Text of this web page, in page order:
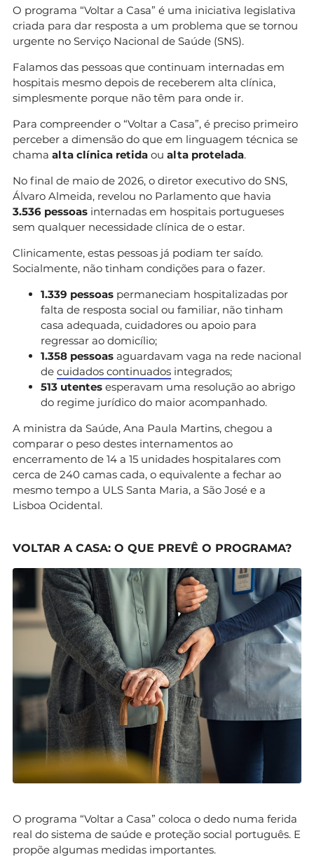
O programa “Voltar a Casa” é uma iniciativa legislativa
criada para dar resposta a um problema que se tornou
urgente no Serviço Nacional de Saúde (SNS).
Falamos das pessoas que continuam internadas em
hospitais mesmo depois de receberem alta clínica,
simplesmente porque não têm para onde ir.
Para compreender o “Voltar a Casa”, é preciso primeiro
perceber a dimensão do que em linguagem técnica se
chama alta clínica retida ou alta protelada.
No final de maio de 2026, o diretor executivo do SNS,
Álvaro Almeida, revelou no Parlamento que havia
3.536 pessoas internadas em hospitais portugueses
sem qualquer necessidade clínica de o estar.
Clinicamente, estas pessoas já podiam ter saído.
Socialmente, não tinham condições para o fazer.
1.339 pessoas permaneciam hospitalizadas por
falta de resposta social ou familiar, não tinham
casa adequada, cuidadores ou apoio para
regressar ao domicílio;
1.358 pessoas aguardavam vaga na rede nacional
de cuidados continuados integrados;
513 utentes esperavam uma resolução ao abrigo
do regime jurídico do maior acompanhado.
A ministra da Saúde, Ana Paula Martins, chegou a
comparar o peso destes internamentos ao
encerramento de 14 a 15 unidades hospitalares com
cerca de 240 camas cada, o equivalente a fechar ao
mesmo tempo a ULS Santa Maria, a São José e a
Lisboa Ocidental.
VOLTAR A CASA: O QUE PREVÊ O PROGRAMA?
O programa “Voltar a Casa” coloca o dedo numa ferida
real do sistema de saúde e proteção social português. E
propõe algumas medidas importantes.